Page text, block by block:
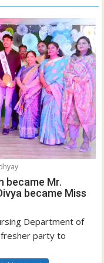
became Mr.
became Miss
Department of
fresher party to